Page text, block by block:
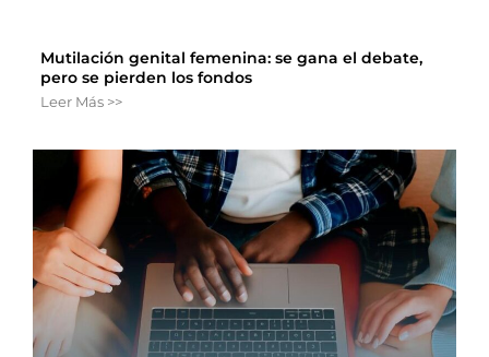
Mutilación genital femenina: se gana el debate,
pero se pierden los fondos
Leer Más >>